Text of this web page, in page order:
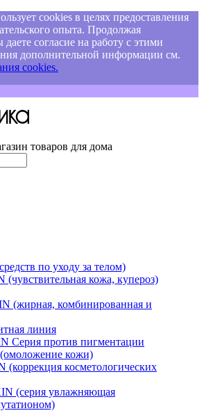
cookies в целях предоставления
опыта. Продолжая
даете согласие на работу с этими
дополнительной информации см.
cookies.
товаров для дома
по уходу за телом)
кожа, купероз)
(жирная, комбинированная и
линия
Серия против пигментации
кожи)
косметологических
(серия увлажняющая